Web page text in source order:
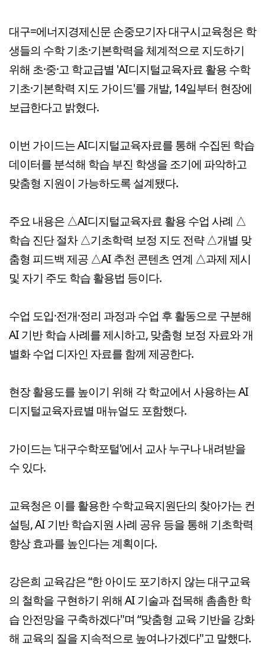
대구=에너지경제신문 손중모기자 대구시교육청은 학
생들의 수학 기초·기본학력을 체계적으로 지도하기
위해 초·중·고 학교급별 'AI디지털교육자료 활용 수학
기초·기본학력 지도 가이드'를 개발, 14일부터 현장에
보급한다고 밝혔다.
이번 가이드는 AI디지털교육자료를 통해 수집된 학습
데이터를 분석해 학습 부진 학생을 조기에 파악하고
맞춤형 지원이 가능하도록 설계됐다.
주요 내용은 △AI디지털교육자료 활용 수업 사례 △
학습 진단 절차 △기초학력 보정 지도 전략 △개별 맞
춤형 피드백 제공 △AI 추천 콘텐츠 연계 △과제 제시
및 자기 주도 학습 활용법 등이다.
수업 도입·전개·정리 과정과 수업 후 활동으로 구분해
AI 기반 학습 사례를 제시하고, 맞춤형 보정 자료와 개
별화 수업 디자인 자료를 함께 제공한다.
현장 활용도를 높이기 위해 각 학교에서 사용하는 AI
디지털교육자료별 매뉴얼도 포함했다.
가이드는 '대구수학포털'에서 교사 누구나 내려받을
수 있다.
교육청은 이를 활용한 수학교육지원단의 찾아가는 컨
설팅, AI 기반 학습지원 사례 공유 등을 통해 기초학력
향상 효과를 높인다는 계획이다.
강은희 교육감은 “한 아이도 포기하지 않는 대구교육
의 철학을 구현하기 위해 AI 기술과 접목해 촘촘한 학
습 안전망을 구축하겠다"며 “맞춤형 교육 기반을 강화
해 교육의 질을 지속적으로 높여나가겠다"고 말했다.